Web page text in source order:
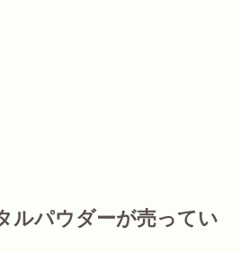
ルパウダーが売ってい